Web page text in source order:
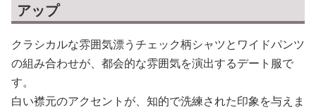
アップ
クラシカルな雰囲気漂うチェック柄シャツとワイドパンツ
の組み合わせが、都会的な雰囲気を演出するデート服で
す。
白い襟元のアクセントが、知的で洗練された印象を与えま